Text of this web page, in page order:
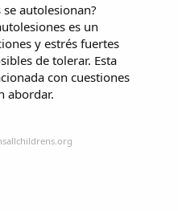
autolesionan?
es un
y estrés fuertes
de tolerar. Esta
con cuestiones
abordar.